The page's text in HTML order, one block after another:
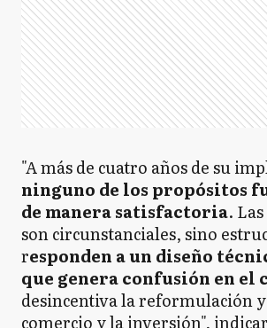
"A más de cuatro años de su
ninguno de los propósitos
de manera satisfactoria.
son circunstanciales, sino
responden a un diseño
que genera confusión en el
desincentiva la reformulación
comercio y la inversión",